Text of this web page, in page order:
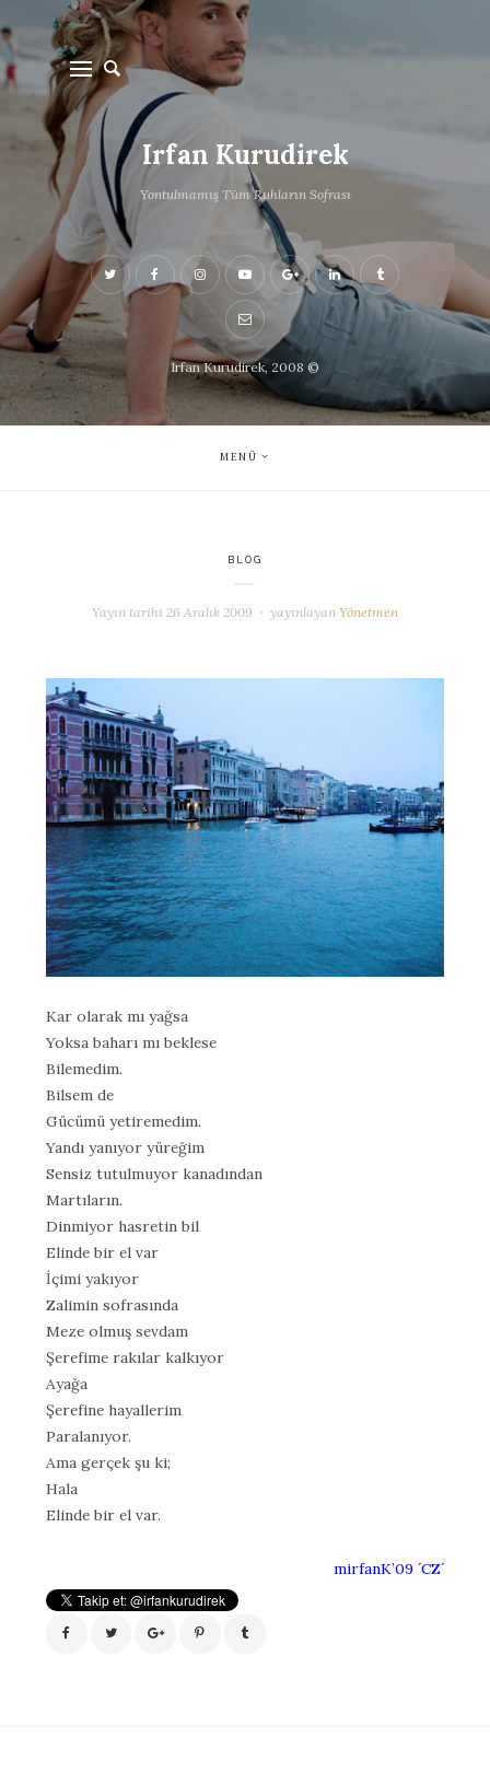
Irfan Kurudirek
Yontulmamış Tüm Ruhların Sofrası
Irfan Kurudirek, 2008 ©
MENÜ
BLOG
Yayın tarihi 26 Aralık 2009 yayınlayanYönetmen
Kar olarak mı yağsa
Yoksa baharı mı beklese
Bilemedim.
Bilsem de
Gücümü yetiremedim.
Yandı yanıyor yüreğim
Sensiz tutulmuyor kanadından
Martıların.
Dinmiyor hasretin bil
Elinde bir el var
İçimi yakıyor
Zalimin sofrasında
Meze olmuş sevdam
Şerefime rakılar kalkıyor
Ayağa
Şerefine hayallerim
Paralanıyor.
Ama gerçek şu ki;
Hala
Elinde bir el var.
mirfanK’09 ´CZ´